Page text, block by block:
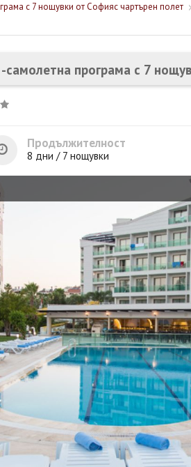
с 7 нощувки от Софияс чартърен полет
програма с 7
Продължителност
8 дни / 7 нощувки